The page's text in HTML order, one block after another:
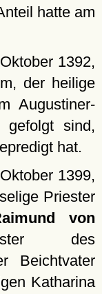
hatte am
1392,
der heilige
Augustiner-
gefolgt sind,
hat.
1399,
Priester
von
des
Beichtvater
Katharina